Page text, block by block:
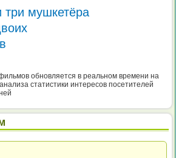
мушкетёра
обновляется в реальном времени на
статистики интересов посетителей